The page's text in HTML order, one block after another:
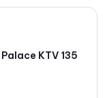
KTV 135